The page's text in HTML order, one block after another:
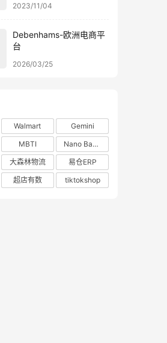
2023/11/04
Debenhams-欧洲电商平
台
2026/03/25
Walmart
Gemini
MBTI
Nano Banana
大森林物流
易仓ERP
超店有数 tiktokshop